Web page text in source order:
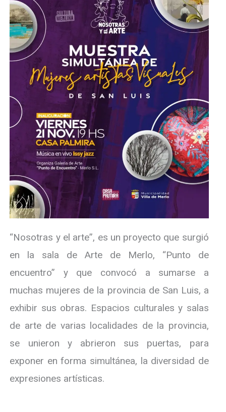
“Nosotras y el arte”, es un proyecto que surgió
en la sala de Arte de Merlo, “Punto de
encuentro” y que convocó a sumarse a
muchas mujeres de la provincia de San Luis, a
exhibir sus obras. Espacios culturales y salas
de arte de varias localidades de la provincia,
se unieron y abrieron sus puertas, para
exponer en forma simultánea, la diversidad de
expresiones artísticas.